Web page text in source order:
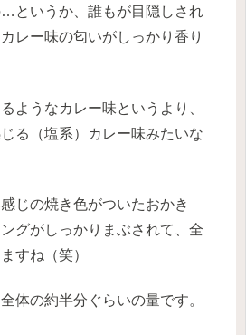
というか、誰もが目隠しされ
レー味の匂いがしっかり香り
ようなカレー味というより、
る（塩系）カレー味みたいな
じの焼き色がついたおかき
グがしっかりまぶされて、全
すね（笑）
体の約半分ぐらいの量です。